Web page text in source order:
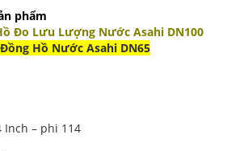
phẩm
Đo Lưu Lượng Nước Asahi DN100
Đồng Hồ Nước Asahi DN65
Inch – phi 114